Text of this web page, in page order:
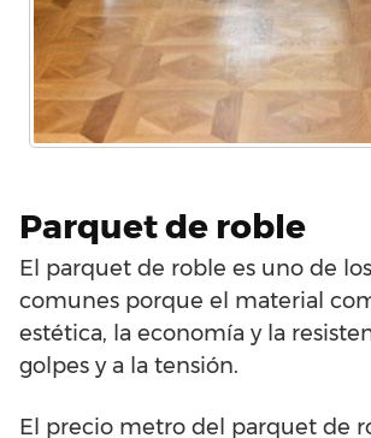
Parquet de roble
El parquet de roble es uno de
comunes porque el material
estética, la economía y la
golpes y a la tensión.
El precio metro del parquet de